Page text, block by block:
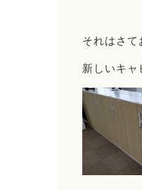
それはさて
新しいキャ